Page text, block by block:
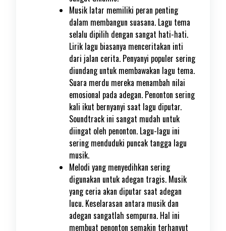
Musik latar memiliki peran penting
dalam membangun suasana. Lagu tema
selalu dipilih dengan sangat hati-hati.
Lirik lagu biasanya menceritakan inti
dari jalan cerita. Penyanyi populer sering
diundang untuk membawakan lagu tema.
Suara merdu mereka menambah nilai
emosional pada adegan. Penonton sering
kali ikut bernyanyi saat lagu diputar.
Soundtrack ini sangat mudah untuk
diingat oleh penonton. Lagu-lagu ini
sering menduduki puncak tangga lagu
musik.
Melodi yang menyedihkan sering
digunakan untuk adegan tragis. Musik
yang ceria akan diputar saat adegan
lucu. Keselarasan antara musik dan
adegan sangatlah sempurna. Hal ini
membuat penonton semakin terhanyut